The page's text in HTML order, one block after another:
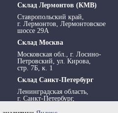
Склад Лермонтов (КМВ)
Ставропольский край,
г. Лермонтов, Лермонтовское
шоссе 29А
Склад Москва
Московская обл., г. Лосино-
Петровский, ул. Кирова,
стр. 7Б, к. 1
Склад Санкт-Петербург
Ленинградская область,
г. Санкт-Петербург,